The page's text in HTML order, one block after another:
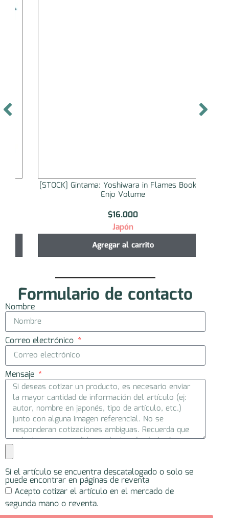
[STOCK] Gintama: Yoshiwara in Flames Booklet
Enjo Volume
16.000
Japón
Agregar al carrito
Formulario de contacto
Nombre
Correo electrónico
Mensaje
Si el artículo se encuentra descatalogado o solo se
puede encontrar en páginas de reventa
Acepto cotizar el artículo en el mercado de
segunda mano o reventa.